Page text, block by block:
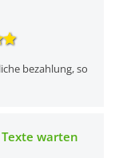
bezahlung, so
warten